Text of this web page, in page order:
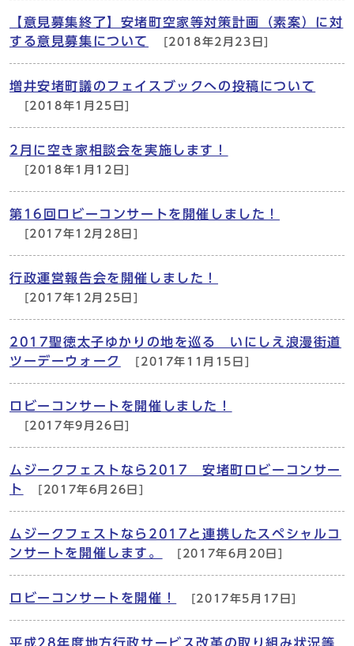
【意見募集終了】安堵町空家等対策計画（素案）に対
する意見募集について
[2018年2月23日]
増井安堵町議のフェイスブックへの投稿について
[2018年1月25日]
2月に空き家相談会を実施します！
[2018年1月12日]
第16回ロビーコンサートを開催しました！
[2017年12月28日]
行政運営報告会を開催しました！
[2017年12月25日]
2017聖徳太子ゆかりの地を巡る いにしえ浪漫街道
ツーデーウォーク
[2017年11月15日]
ロビーコンサートを開催しました！
[2017年9月26日]
ムジークフェストなら2017 安堵町ロビーコンサー
ト
[2017年6月26日]
ムジークフェストなら2017と連携したスペシャルコ
ンサートを開催します。
[2017年6月20日]
ロビーコンサートを開催！ [2017年5月17日]
平成28年度地方行政サービス改革の取り組み状況等